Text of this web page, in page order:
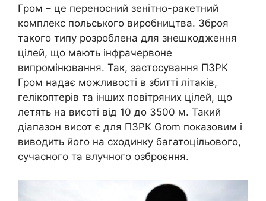
Гром – це переносний зенітно-ракетний
комплекс польського виробництва. Зброя
такого типу розроблена для знешкодження
цілей, що мають інфрачервоне
випромінювання. Так, застосування ПЗРК
Гром надає можливості в збитті літаків,
гелікоптерів та інших повітряних цілей, що
летять на висоті від 10 до 3500 м. Такий
діапазон висот є для ПЗРК Grom показовим і
виводить його на сходинку багатоцільового,
сучасного та влучного озброєння.